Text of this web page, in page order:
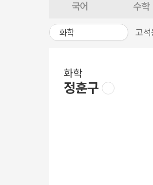
국어 수학
화학 고석
화학
정훈구